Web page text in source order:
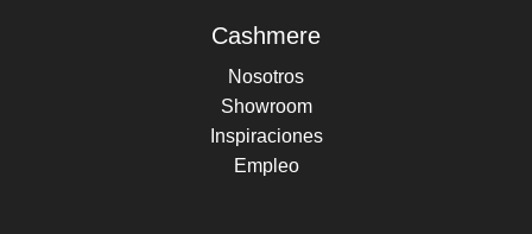
Cashmere
Nosotros
Showroom
Inspiraciones
Empleo